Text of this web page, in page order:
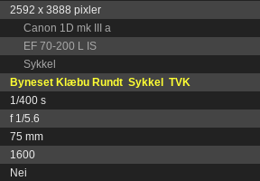
2592 x 3888 pixler
Canon 1D mk III a
EF 70-200 L IS
Sykkel
Byneset Klæbu Rundt Sykkel
TVK
1/400 s
f 1/5.6
75 mm
1600
Nei